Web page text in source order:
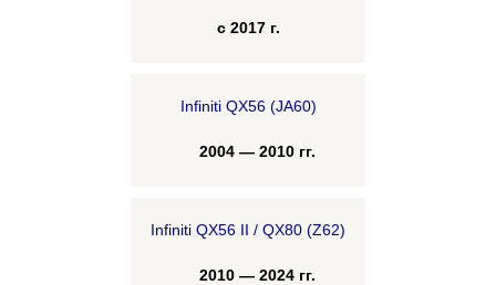
с 2017 г.
Infiniti QX56 (JA60)
2004 — 2010 гг.
Infiniti QX56 II / QX80 (Z62)
2010 — 2024 гг.